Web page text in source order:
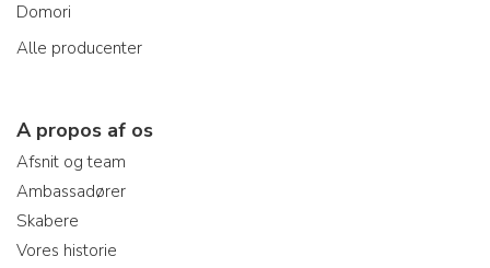
Domori
Alle producenter
A propos af os
Afsnit og team
Ambassadører
Skabere
Vores historie